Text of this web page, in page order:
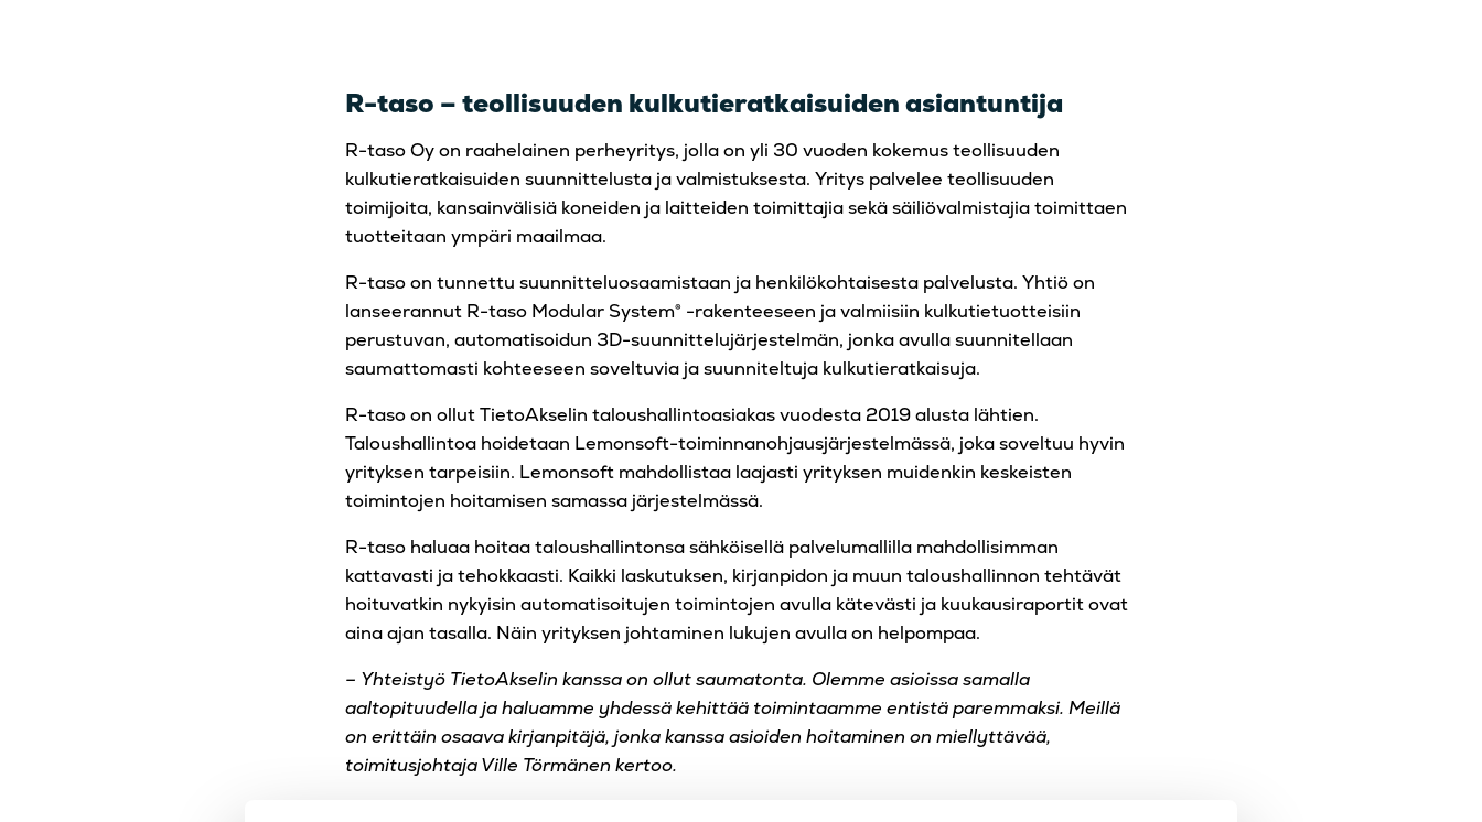
R-taso – teollisuuden kulkutieratkaisuiden asiantuntija
R-taso Oy on raahelainen perheyritys, jolla on yli 30 vuoden kokemus teollisuuden
kulkutieratkaisuiden suunnittelusta ja valmistuksesta. Yritys palvelee teollisuuden
toimijoita, kansainvälisiä koneiden ja laitteiden toimittajia sekä säiliövalmistajia toimittaen
tuotteitaan ympäri maailmaa.
R-taso on tunnettu suunnitteluosaamistaan ja henkilökohtaisesta palvelusta. Yhtiö on
lanseerannut R-taso Modular System® -rakenteeseen ja valmiisiin kulkutietuotteisiin
perustuvan, automatisoidun 3D-suunnittelujärjestelmän, jonka avulla suunnitellaan
saumattomasti kohteeseen soveltuvia ja suunniteltuja kulkutieratkaisuja.
R-taso on ollut TietoAkselin taloushallintoasiakas vuodesta 2019 alusta lähtien.
Taloushallintoa hoidetaan Lemonsoft-toiminnanohjausjärjestelmässä, joka soveltuu hyvin
yrityksen tarpeisiin. Lemonsoft mahdollistaa laajasti yrityksen muidenkin keskeisten
toimintojen hoitamisen samassa järjestelmässä.
R-taso haluaa hoitaa taloushallintonsa sähköisellä palvelumallilla mahdollisimman
kattavasti ja tehokkaasti. Kaikki laskutuksen, kirjanpidon ja muun taloushallinnon tehtävät
hoituvatkin nykyisin automatisoitujen toimintojen avulla kätevästi ja kuukausiraportit ovat
aina ajan tasalla. Näin yrityksen johtaminen lukujen avulla on helpompaa.
– Yhteistyö TietoAkselin kanssa on ollut saumatonta. Olemme asioissa samalla
aaltopituudella ja haluamme yhdessä kehittää toimintaamme entistä paremmaksi. Meillä
on erittäin osaava kirjanpitäjä, jonka kanssa asioiden hoitaminen on miellyttävää,
toimitusjohtaja Ville Törmänen kertoo.